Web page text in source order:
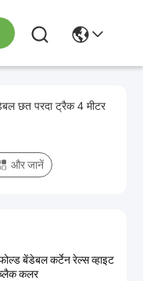
छत परदा ट्रैक 4 मीटर
और जानें
बेंडेबल कर्टेन रेल्स व्हाइट
कलर